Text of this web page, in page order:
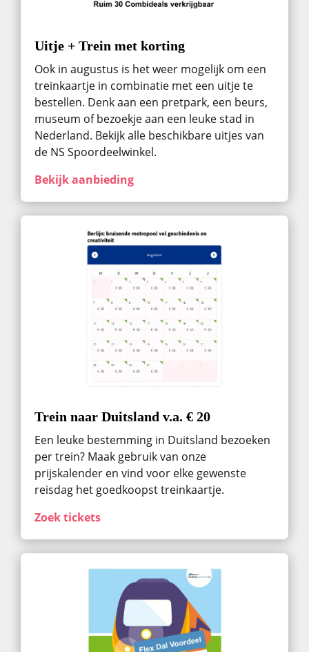
Uitje + Trein met korting
Ook in augustus ​is het weer mogelijk om een
treinkaartje in combinatie met een uitje te
bestellen. Denk aan een pretpark, een beurs,
museum of bezoekje aan een leuke stad in
Nederland. Bekijk alle beschikbare uitjes van
de NS Spoordeelwinkel.
Bekijk aanbieding
Trein naar Duitsland v.a. € 20
Een leuke bestemming in Duitsland bezoeken
per trein? Maak gebruik van onze
prijskalender en vind voor elke gewenste
reisdag het goedkoopst treinkaartje.
Zoek tickets